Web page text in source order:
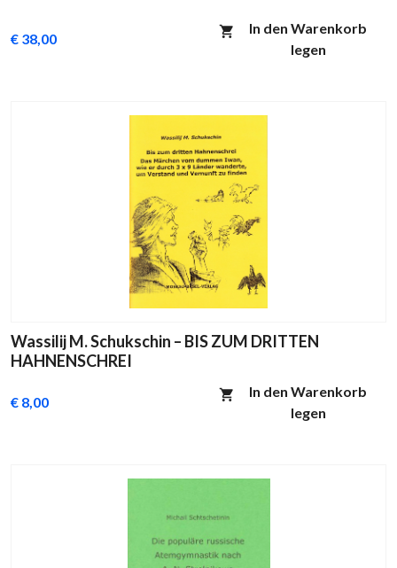
€ 38,00
In den Warenkorb
legen
Wassilij M. Schukschin – BIS ZUM DRITTEN
HAHNENSCHREI
€ 8,00
In den Warenkorb
legen